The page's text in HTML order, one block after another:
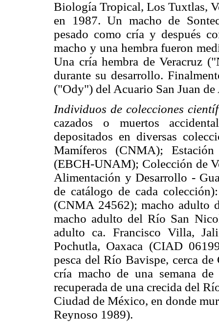
Biología Tropical, Los Tuxtlas,
en 1987. Un macho de
pesado como cría y después
macho y una hembra fueron
Una cría hembra de Veracruz
durante su desarrollo.
("Ody") del Acuario San Juan
Individuos de colecciones
cazados o muertos
depositados en diversas
Mamíferos (CNMA);
(EBCH-UNAM); Colección de
Alimentación y Desarrollo -
de catálogo de cada
(CNMA 24562); macho adulto
macho adulto del Río San
adulto ca. Francisco Villa,
Pochutla, Oaxaca (CIAD
pesca del Río Bavispe, cerca
cría macho de una semana
recuperada de una crecida del
Ciudad de México, en donde
Reynoso 1989).